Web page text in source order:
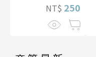
NT$ 250